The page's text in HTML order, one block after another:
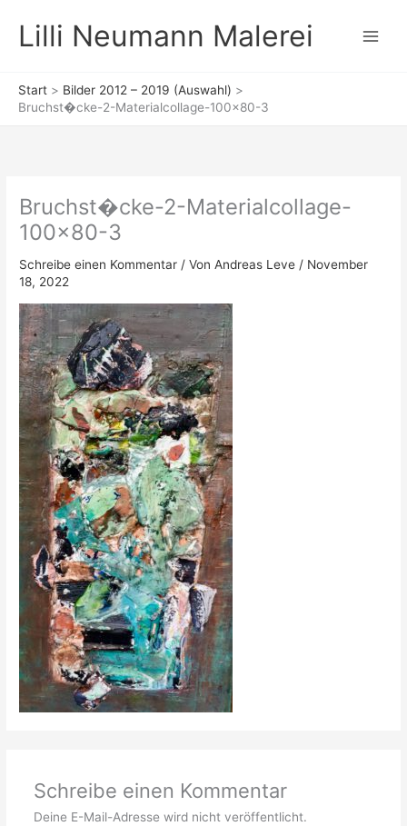
Inhalt
springen
Lilli Neumann Malerei
Start
Bilder 2012 – 2019 (Auswahl)
Bruchst�cke-2-Materialcollage-100×80-3
Bruchst�cke-2-Materialcollage-
100×80-3
Schreibe einen Kommentar / VonAndreas Leve / November
18, 2022
Schreibe einen Kommentar
Deine E-Mail-Adresse wird nicht veröffentlicht.